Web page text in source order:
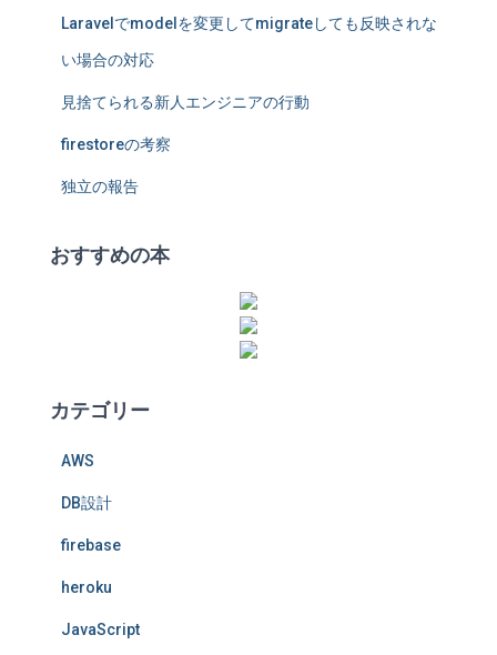
Laravelでmodelを変更してmigrateしても反映されな
い場合の対応
見捨てられる新人エンジニアの行動
firestoreの考察
独立の報告
おすすめの本
カテゴリー
AWS
DB設計
firebase
heroku
JavaScript